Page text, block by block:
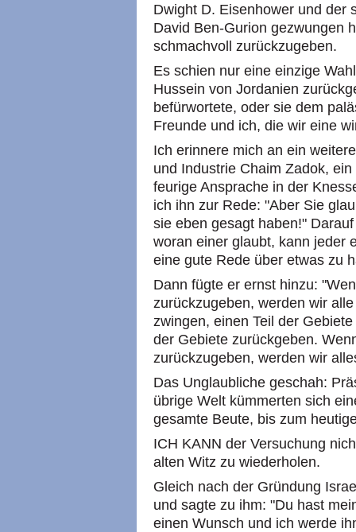
Dwight D. Eisenhower und der
David Ben-Gurion gezwungen
schmachvoll zurückzugeben.
Es schien nur eine einzige
Hussein von Jordanien
befürwortete, oder sie dem
Freunde und ich, die wir eine
Ich erinnere mich an ein
und Industrie Chaim Zadok,
feurige Ansprache in der
ich ihn zur Rede: "Aber Sie
sie eben gesagt haben!"
woran einer glaubt, kann jeder
eine gute Rede über etwas zu
Dann fügte er ernst hinzu:
zurückzugeben, werden wir
zwingen, einen Teil der
der Gebiete zurückgeben.
zurückzugeben, werden wir
Das Unglaubliche geschah:
übrige Welt kümmerten sich
gesamte Beute, bis zum
ICH KANN der Versuchung
alten Witz zu wiederholen.
Gleich nach der Gründung
und sagte zu ihm: "Du hast
einen Wunsch und ich werde